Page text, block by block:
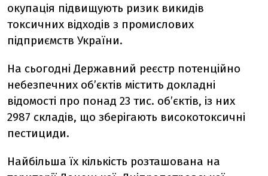
окупація підвищують ризик викидів
токсичних відходів з промислових
підприємств України.
На сьогодні Державний реєстр потенційно
небезпечних об’єктів містить докладні
відомості про понад 23 тис. об’єктів, із них
2987 складів, що зберігають високотоксичні
пестициди.
Найбільша їх кількість розташована на